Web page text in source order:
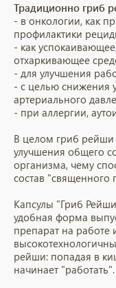
Традиционно гриб
- в онкологии, как
профилактики
- как
отхаркивающее
- для улучшения
- с целью снижения
артериального
- при аллергии,
В целом гриб рейши
улучшения общего
организма, чему
состав "священного
Капсулы "Гриб
удобная форма
препарат на работе
рейши: попадая в
начинает "работать".